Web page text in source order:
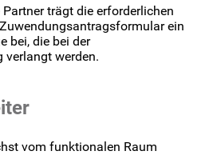
trägt die erforderlichen
ein
bei, die bei der
verlangt werden.
vom funktionalen Raum